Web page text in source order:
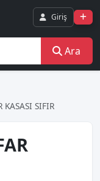
Giriş
Ara
KASASI SIFIR